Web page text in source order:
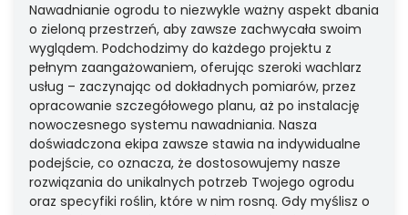
Nawadnianie ogrodu to niezwykle ważny aspekt dbania
o zieloną przestrzeń, aby zawsze zachwycała swoim
wyglądem. Podchodzimy do każdego projektu z
pełnym zaangażowaniem, oferując szeroki wachlarz
usług – zaczynając od dokładnych pomiarów, przez
opracowanie szczegółowego planu, aż po instalację
nowoczesnego systemu nawadniania. Nasza
doświadczona ekipa zawsze stawia na indywidualne
podejście, co oznacza, że dostosowujemy nasze
rozwiązania do unikalnych potrzeb Twojego ogrodu
oraz specyfiki roślin, które w nim rosną. Gdy myślisz o